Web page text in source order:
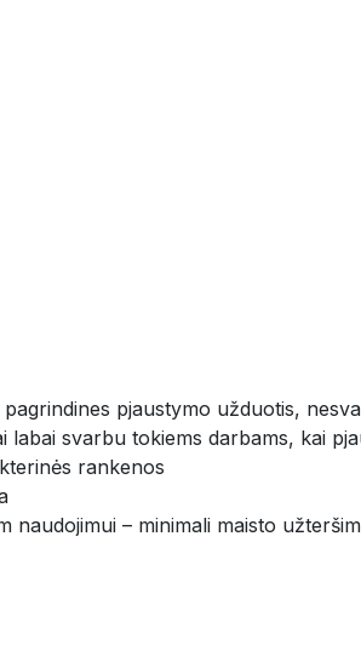
pjaustymo užduotis,
Tai labai svarbu tokiems
rankenos
naudojimui – minimali maisto